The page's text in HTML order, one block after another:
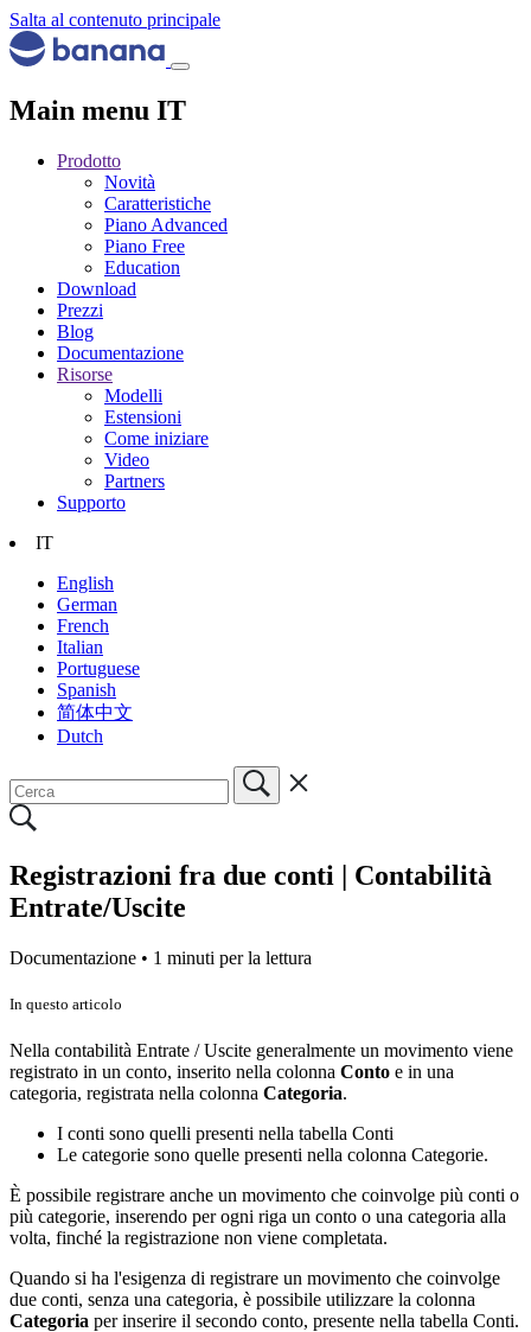
Salta al contenuto principale
Main menu IT
Prodotto
Novità
Caratteristiche
Piano Advanced
Piano Free
Education
Download
Prezzi
Blog
Documentazione
Risorse
Modelli
Estensioni
Come iniziare
Video
Partners
Supporto
IT
English
German
French
Italian
Portuguese
Spanish
简体中文
Dutch
Registrazioni fra due conti | Contabilità
Entrate/Uscite
Documentazione • 1 minuti per la lettura
In questo articolo
Nella contabilità Entrate / Uscite generalmente un movimento viene
registrato in un conto, inserito nella colonna Conto e in una
categoria, registrata nella colonna Categoria.
I conti sono quelli presenti nella tabella Conti
Le categorie sono quelle presenti nella colonna Categorie.
È possibile registrare anche un movimento che coinvolge più conti o
più categorie, inserendo per ogni riga un conto o una categoria alla
volta, finché la registrazione non viene completata.
Quando si ha l'esigenza di registrare un movimento che coinvolge
due conti, senza una categoria, è possibile utilizzare la colonna
Categoria per inserire il secondo conto, presente nella tabella Conti.